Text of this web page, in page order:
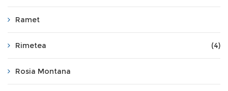
Ramet
Rimetea (4)
Rosia Montana